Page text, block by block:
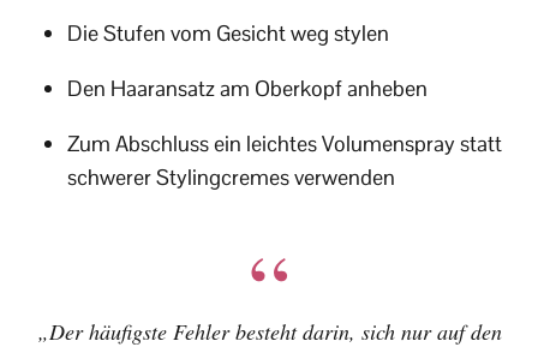
Die Stufen vom Gesicht weg stylen
Den Haaransatz am Oberkopf anheben
Zum Abschluss ein leichtes Volumenspray statt
schwerer Stylingcremes verwenden
„Der häufigste Fehler besteht darin, sich nur auf den